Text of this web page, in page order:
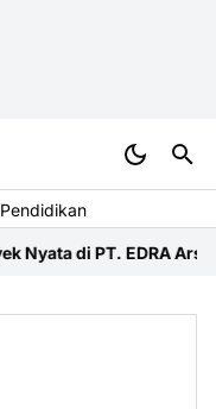
Pendidikan
Arsitek Indonesia